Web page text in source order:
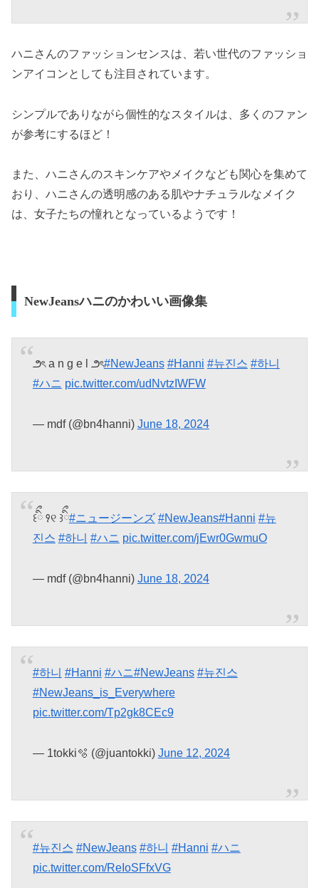
ハニさんのファッションセンスは、若い世代のファッショ
ンアイコンとしても注目されています。
シンプルでありながら個性的なスタイルは、多くのファン
が参考にするほど！
また、ハニさんのスキンケアやメイクなども関心を集めて
おり、ハニさんの透明感のある肌やナチュラルなメイク
は、女子たちの憧れとなっているようです！
NewJeansハニのかわいい画像集
౨ৎ a n g e l ౨ৎ#NewJeans #Hanni #뉴진스 #하니
#ハニ pic.twitter.com/udNvtzIWFW
— mdf (@bn4hanni) June 18, 2024
꒰ིྀ ꣑୧ ꒱ིྀ#ニュージーンズ #NewJeans#Hanni #뉴
진스 #하니 #ハニ pic.twitter.com/jEwr0GwmuO
— mdf (@bn4hanni) June 18, 2024
#하니 #Hanni #ハニ#NewJeans #뉴진스
#NewJeans_is_Everywhere
pic.twitter.com/Tp2gk8CEc9
— 1tokki🫧 (@juantokki) June 12, 2024
#뉴진스 #NewJeans #하니 #Hanni #ハニ
pic.twitter.com/ReIoSFfxVG